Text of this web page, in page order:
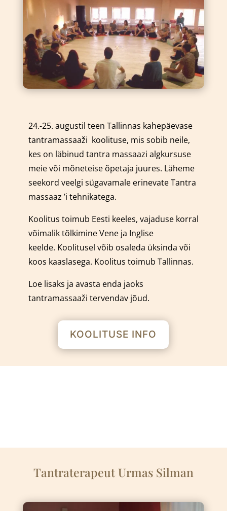
24.-25. augustil teen Tallinnas kahepäevase
tantramassaaži koolituse, mis sobib neile,
kes on läbinud tantra massaazi algkursuse
meie või mõneteise õpetaja juures. Läheme
seekord veelgi sügavamale erinevate Tantra
massaaz ’i tehnikatega.
Koolitus toimub Eesti keeles, vajaduse korral
võimalik tõlkimine Vene ja Inglise
keelde. Koolitusel võib osaleda üksinda või
koos kaaslasega. Koolitus toimub Tallinnas.
Loe lisaks ja avasta enda jaoks
tantramassaaži tervendav jõud.
KOOLITUSE INFO
Tantraterapeut Urmas Silman